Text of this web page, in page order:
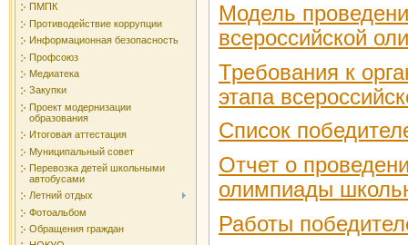
ПМПК
Противодействие коррупции
Информационная безопасность
Профсоюз
Медиатека
Закупки
Проект модернизации
образования
Итоговая аттестация
Муниципальный совет
Перевозка детей школьными
автобусами
Летний отдых
Фотоальбом
Обращения граждан
Модель
всероссийской
Требования к
этапа
Список
Отчет о
олимпиады
Работы